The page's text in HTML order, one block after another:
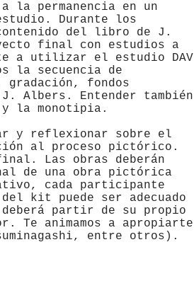
la permanencia en un
Durante los
contenido del libro de J.
final con estudios a
a utilizar el estudio DAV
la secuencia de
fondos
Albers. Entender también
y la monotipia.
y reflexionar sobre el
al proceso pictórico.
Las obras deberán
de una obra pictórica
cada participante
kit puede ser adecuado
partir de su propio
Te animamos a apropiarte
entre otros).